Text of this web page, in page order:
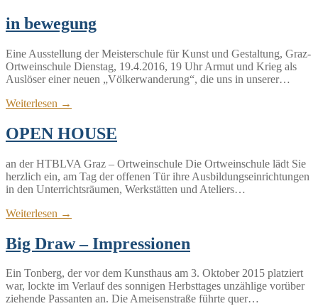
in bewegung
Eine Ausstellung der Meisterschule für Kunst und Gestaltung, Graz-
Ortweinschule Dienstag, 19.4.2016, 19 Uhr Armut und Krieg als
Auslöser einer neuen „Völkerwanderung“, die uns in unserer…
Weiterlesen →
OPEN HOUSE
an der HTBLVA Graz – Ortweinschule Die Ortweinschule lädt Sie
herzlich ein, am Tag der offenen Tür ihre Ausbildungseinrichtungen
in den Unterrichtsräumen, Werkstätten und Ateliers…
Weiterlesen →
Big Draw – Impressionen
Ein Tonberg, der vor dem Kunsthaus am 3. Oktober 2015 platziert
war, lockte im Verlauf des sonnigen Herbsttages unzählige vorüber
ziehende Passanten an. Die Ameisenstraße führte quer…